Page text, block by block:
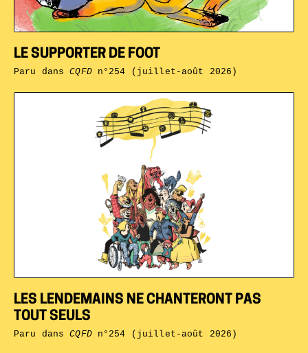
LES LENDEMAINS NE CHANTERONT PAS
TOUT SEULS
Paru dansCQFDn°254 (juillet-août 2026)
LE SUPPORTER DE FOOT
Paru dansCQFDn°254 (juillet-août 2026)